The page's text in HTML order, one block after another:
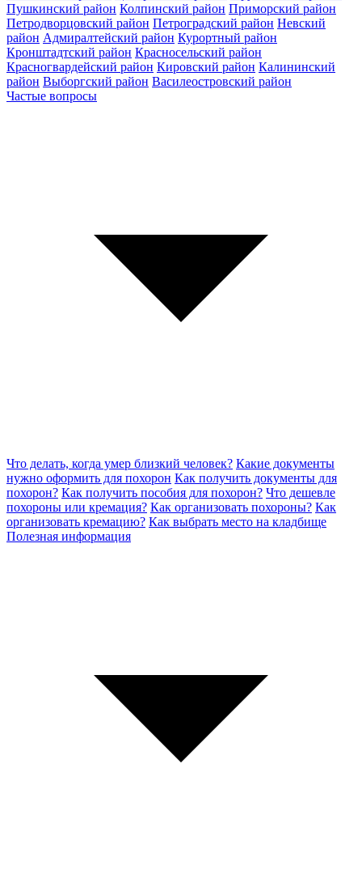
Пушкинский район Колпинский район Приморский район
Петродворцовский район Петроградский район Невский
район Адмиралтейский район Курортный район
Кронштадтский район Красносельский район
Красногвардейский район Кировский район Калининский
район Выборгский район Василеостровский район
Частые вопросы
Что делать, когда умер близкий человек? Какие документы
нужно оформить для похорон Как получить документы для
похорон? Как получить пособия для похорон? Что дешевле
похороны или кремация? Как организовать похороны? Как
организовать кремацию? Как выбрать место на кладбище
Полезная информация